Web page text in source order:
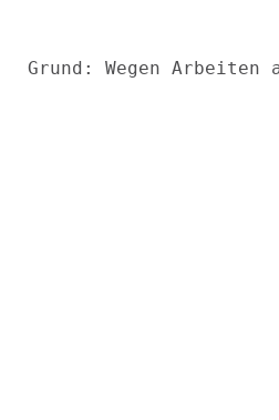
Grund: Wegen